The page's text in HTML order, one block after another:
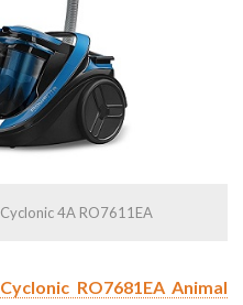
4A RO7611EA
RO7681EA Animal